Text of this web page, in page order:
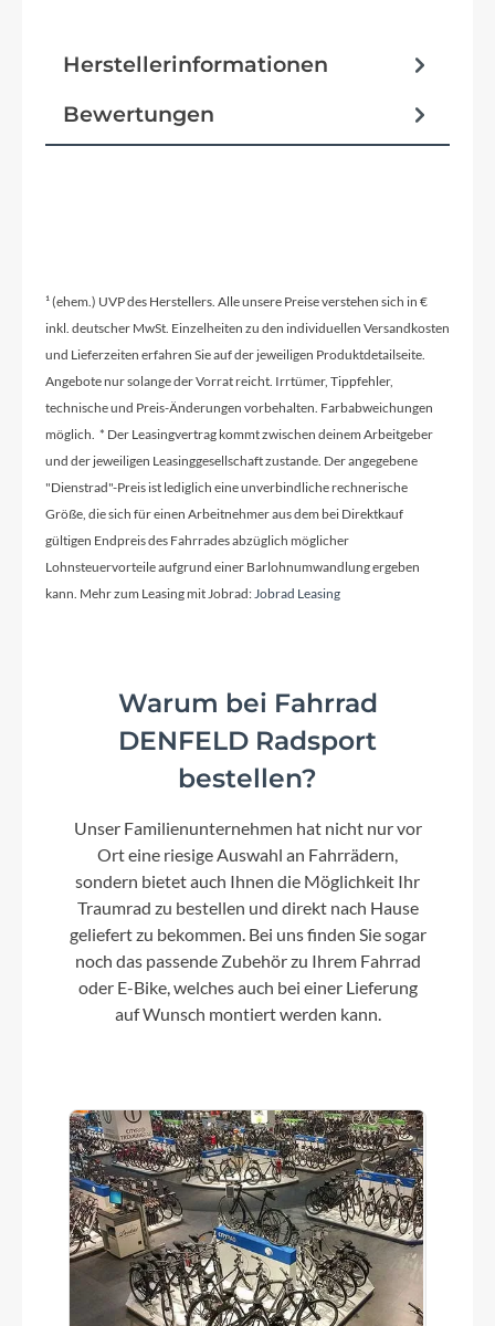
Herstellerinformationen
Bewertungen
¹ (ehem.) UVP des Herstellers. Alle unsere Preise verstehen sich in €
inkl. deutscher MwSt. Einzelheiten zu den individuellen Versandkosten
und Lieferzeiten erfahren Sie auf der jeweiligen Produktdetailseite.
Angebote nur solange der Vorrat reicht. Irrtümer, Tippfehler,
technische und Preis-Änderungen vorbehalten. Farbabweichungen
möglich. * Der Leasingvertrag kommt zwischen deinem Arbeitgeber
und der jeweiligen Leasinggesellschaft zustande. Der angegebene
"Dienstrad"-Preis ist lediglich eine unverbindliche rechnerische
Größe, die sich für einen Arbeitnehmer aus dem bei Direktkauf
gültigen Endpreis des Fahrrades abzüglich möglicher
Lohnsteuervorteile aufgrund einer Barlohnumwandlung ergeben
kann. Mehr zum Leasing mit Jobrad:Jobrad Leasing
Warum bei Fahrrad
DENFELD Radsport
bestellen?
Unser Familienunternehmen hat nicht nur vor
Ort eine riesige Auswahl an Fahrrädern,
sondern bietet auch Ihnen die Möglichkeit Ihr
Traumrad zu bestellen und direkt nach Hause
geliefert zu bekommen. Bei uns finden Sie sogar
noch das passende Zubehör zu Ihrem Fahrrad
oder E-Bike, welches auch bei einer Lieferung
auf Wunsch montiert werden kann.